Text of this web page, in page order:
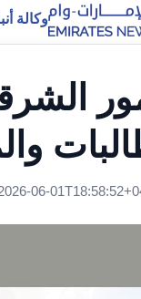
وكالة
06-